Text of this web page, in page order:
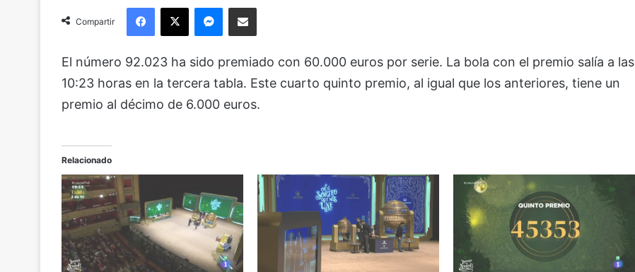
Compartir
Facebook
X Messenger
Compartir via Email
El número 92.023 ha sido premiado con 60.000 euros por serie. La bola con el premio salía a las
10:23 horas en la tercera tabla. Este cuarto quinto premio, al igual que los anteriores, tiene un
premio al décimo de 6.000 euros.
Relacionado